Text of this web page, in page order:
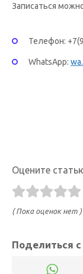
Записаться
Телефон:
WhatsApp:
Оцените
( Пока оценок нет )
Поделиться